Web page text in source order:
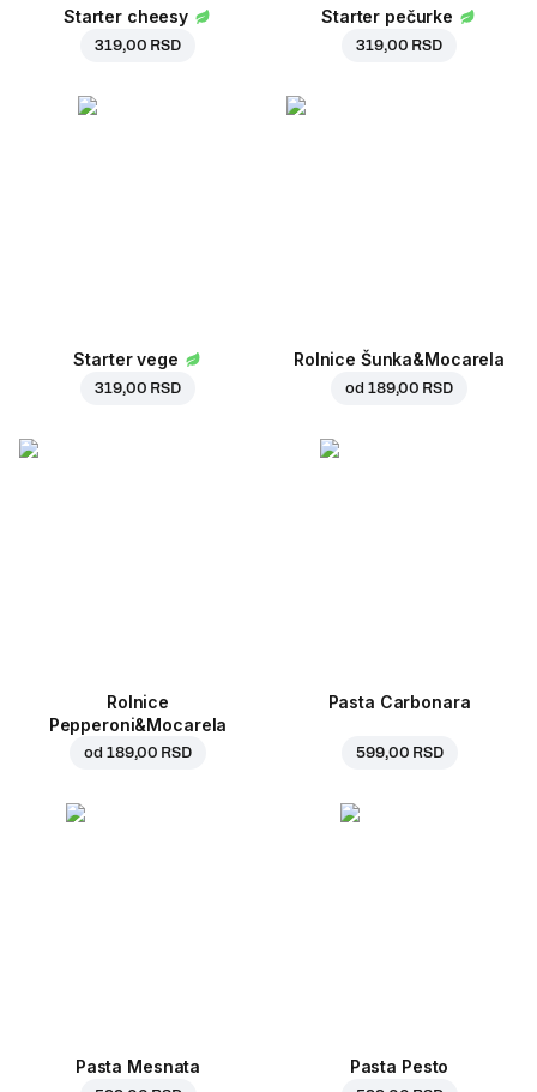
Starter cheesy
319,00 RSD
Starter pečurke
319,00 RSD
Starter vege
319,00 RSD
Rolnice Šunka&Mocarela
od 189,00 RSD
Rolnice
Pepperoni&Mocarela
od 189,00 RSD
Pasta Carbonara
599,00 RSD
Pasta Mesnata Pasta Pesto